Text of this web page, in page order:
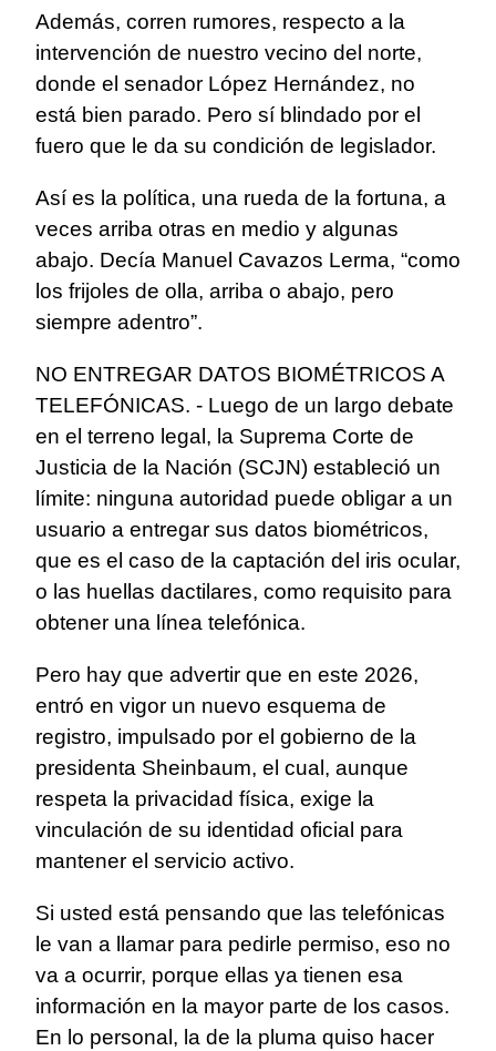
Además, corren rumores, respecto a la
intervención de nuestro vecino del norte,
donde el senador López Hernández, no
está bien parado. Pero sí blindado por el
fuero que le da su condición de legislador.
Así es la política, una rueda de la fortuna, a
veces arriba otras en medio y algunas
abajo. Decía Manuel Cavazos Lerma, “como
los frijoles de olla, arriba o abajo, pero
siempre adentro”.
NO ENTREGAR DATOS BIOMÉTRICOS A
TELEFÓNICAS. - Luego de un largo debate
en el terreno legal, la Suprema Corte de
Justicia de la Nación (SCJN) estableció un
límite: ninguna autoridad puede obligar a un
usuario a entregar sus datos biométricos,
que es el caso de la captación del iris ocular,
o las huellas dactilares, como requisito para
obtener una línea telefónica.
Pero hay que advertir que en este 2026,
entró en vigor un nuevo esquema de
registro, impulsado por el gobierno de la
presidenta Sheinbaum, el cual, aunque
respeta la privacidad física, exige la
vinculación de su identidad oficial para
mantener el servicio activo.
Si usted está pensando que las telefónicas
le van a llamar para pedirle permiso, eso no
va a ocurrir, porque ellas ya tienen esa
información en la mayor parte de los casos.
En lo personal, la de la pluma quiso hacer